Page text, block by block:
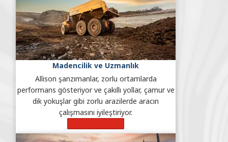
Madencilik ve Uzmanlık
Allison şanzımanlar, zorlu ortamlarda
performans gösteriyor ve çakıllı yollar, çamur ve
dik yokuşlar gibi zorlu arazilerde aracın
çalışmasını iyileştiriyor.